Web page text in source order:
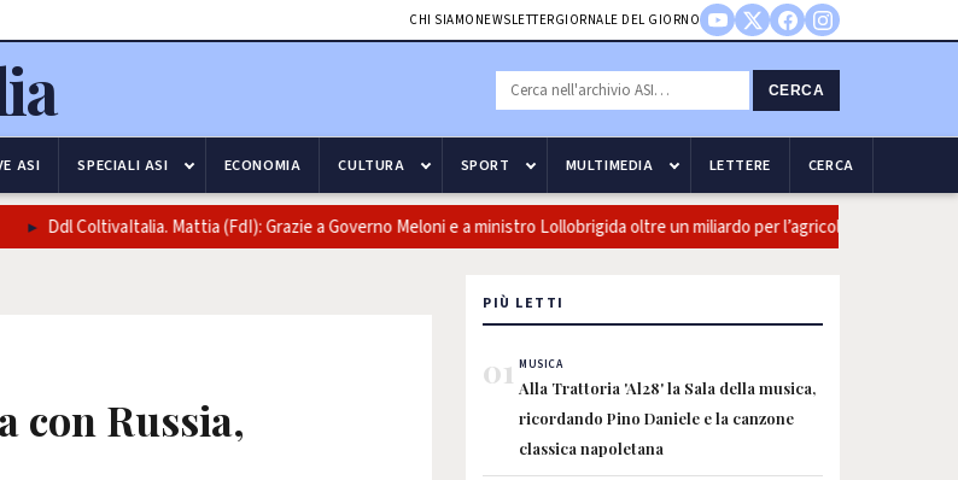
CHI SIAMO NEWSLETTERGIORNALE DEL GIORNO
CERCA
ASI SPECIALI ASI ECONOMIA CULTURA SPORT MULTIMEDIA LETTERE CERCA
Ddl ColtivaItalia. Mattia (FdI): Grazie a Governo Meloni e a ministro Lollobrigida oltre un miliardo per l’agricoltura
con Russia,
PIÙ LETTI
01 MUSICA
Alla Trattoria 'Al28' la Sala della musica,
ricordando Pino Daniele e la canzone
classica napoletana